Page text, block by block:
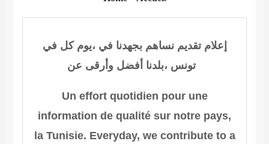
في كل يوم، نساهم بجهدنا في تقديم إعلام
أفضل وأرقى عن
بلدنا، تونس
Un effort quotidien pour une
information de qualité sur notre pays,
la Tunisie. Everyday, we contribute to a